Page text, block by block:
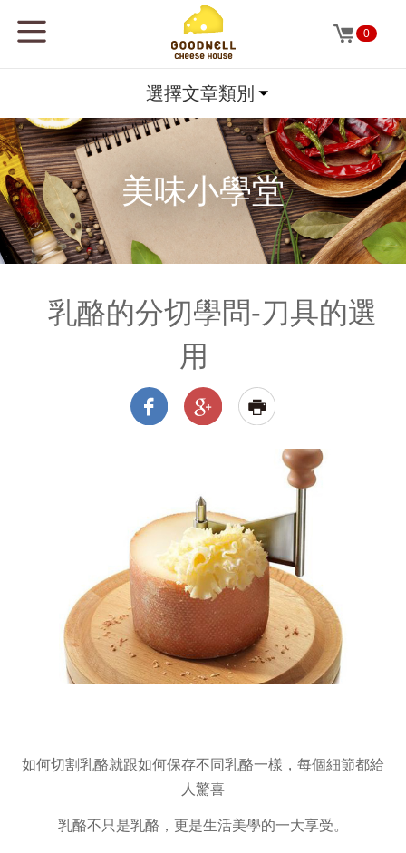
0
美味小學堂
選擇文章類別
乳酪的分切學問-刀具的選
用
如何切割乳酪就跟如何保存不同乳酪一樣， 每個細節都給
人驚喜
乳酪不只是乳酪，更是生活美學的一大享受。